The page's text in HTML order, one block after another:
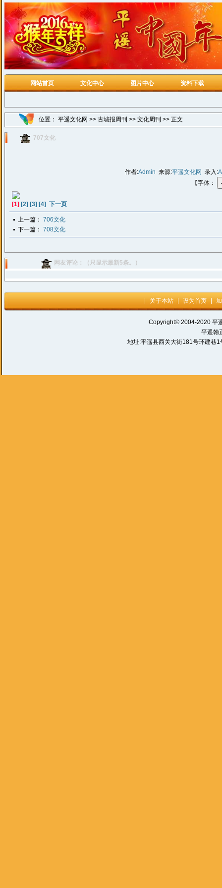
网站首页 文化中心 图片中心 资料下载
位置： 平遥文化网 >> 古城报周刊 >> 文化周刊 >> 正文
707文化
作者:Admin 来源:平遥文化网 录入:
【字体：
[1] [2] [3] [4] 下一页
上一篇： 706文化
下一篇： 708文化
网友评论：（只显示最新5条。）
关于本站 设为首页
Copyright© 2004-2020 平
平遥翰
地址:平遥县西关大街181号环建